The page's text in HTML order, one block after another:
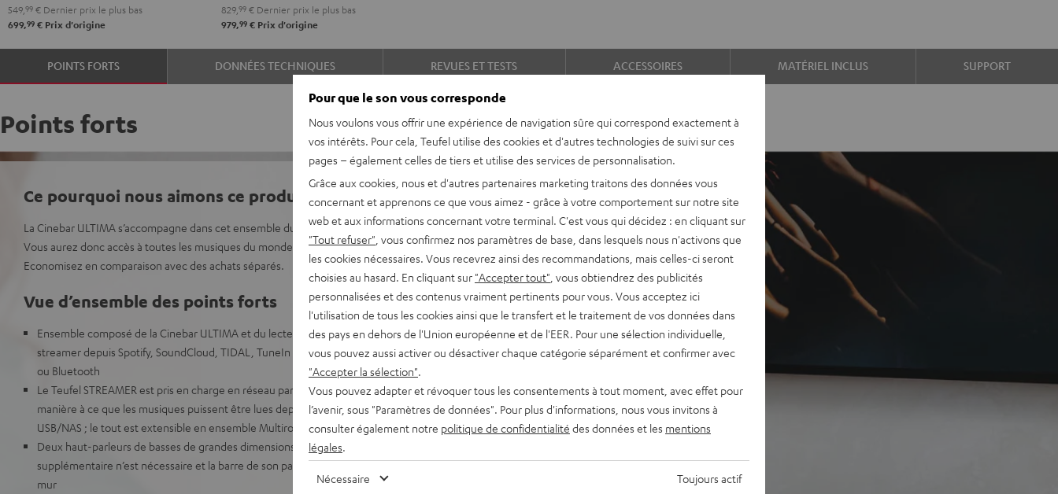
549, 99 € Dernier prix le plus bas
699,99 € Prix d'origine
829, 99€Dernier prix le plus bas
979,99€Prix d'origine
POINTS FORTS DONNÉES TECHNIQUES REVUES ET TESTS ACCESSOIRES MATÉRIEL INCLUS SUPPORT
Points forts
Ce pourquoi nous aimons ce produit
La Cinebar ULTIMA s’accompagne dans cet ensemble du lecteur réseau wifi Teufel STREAMER.
Vous aurez donc accès à toutes les musiques du monde et sans fil via Wifi ou Bluetooth.
Economisez en comparaison avec des achats séparés.
Vue d’ensemble des points forts
Ensemble composé de la Cinebar ULTIMA et du lecteur réseau Teufel STREAMER, afin de
streamer depuis Spotify, SoundCloud, TIDAL, TuneIn ou de lire vos propres musiques via Wifi
ou Bluetooth
Le Teufel STREAMER est pris en charge en réseau par l’application Teufel Raumfeld, de
manière à ce que les musiques puissent être lues depuis votre Smartphone ou votre clé
USB/NAS ; le tout est extensible en ensemble Multiroom.
Deux haut-parleurs de basses de grandes dimensions, aucun caisson de basses
supplémentaire n’est nécessaire et la barre de son passe parfaitement sur banc TV ou fixée au
mur
Pour que le son vous corresponde
Nous voulons vous offrir une expérience de navigation sûre qui correspond exactement à
vos intérêts. Pour cela, Teufel utilise des cookies et d'autres technologies de suivi sur ces
pages – également celles de tiers et utilise des services de personnalisation.
Grâce aux cookies, nous et d'autres partenaires marketing traitons des données vous
concernant et apprenons ce que vous aimez - grâce à votre comportement sur notre site
web et aux informations concernant votre terminal. C'est vous qui décidez : en cliquant sur
"Tout refuser" , vous confirmez nos paramètres de base, dans lesquels nous n'activons que
les cookies nécessaires. Vous recevrez ainsi des recommandations, mais celles-ci seront
choisies au hasard. En cliquant sur "Accepter tout" , vous obtiendrez des publicités
personnalisées et des contenus vraiment pertinents pour vous. Vous acceptez ici
l'utilisation de tous les cookies ainsi que le transfert et le traitement de vos données dans
des pays en dehors de l'Union européenne et de l'EER. Pour une sélection individuelle,
vous pouvez aussi activer ou désactiver chaque catégorie séparément et confirmer avec
"Accepter la sélection"
Vous pouvez adapter et révoquer tous les consentements à tout moment, avec effet pour
l’avenir, sous "Paramètres de données". Pour plus d'informations, nous vous invitons à
consulter également notre politique de confidentialité des données et les mentions
légales
Nécessaire Toujours actif